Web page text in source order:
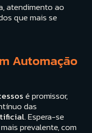
atendimento ao
que mais se
Automação
é promissor,
das
. Espera-se
prevalente, com